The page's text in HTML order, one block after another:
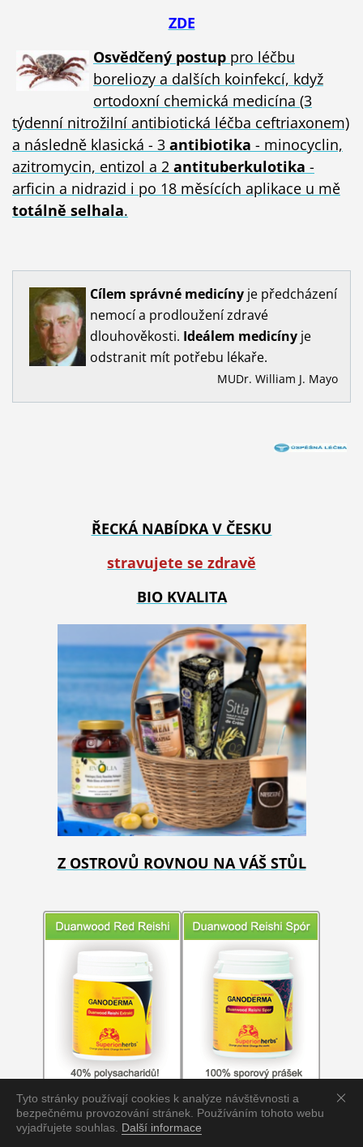
Tyto stránky používají cookies k analýze návštěvnosti a
bezpečnému provozování stránek. Používáním tohoto webu
vyjadřujete souhlas. Další informace
ZDE
Osvědčený postuppro léčbu
boreliozy a dalších koinfekcí, když
ortodoxní chemická medicína (3
týdenní nitrožilní antibiotická léčba ceftriaxonem)
a následně klasická - 3 antibiotika - minocyclin,
azitromycin, entizol a 2 antituberkulotika -
arficin a nidrazid i po 18 měsících aplikace u mě
totálně selhala.
Cílem správné medicíny je předcházení
nemocí a prodloužení zdravé
dlouhověkosti. Ideálem medicínyje
odstranit mít potřebu lékaře.
MUDr. William J. Mayo
ŘECKÁ NABÍDKA V ČESKU
stravujete se zdravě
BIO KVALITA
Z OSTROVŮ ROVNOU NA VÁŠ STŮL